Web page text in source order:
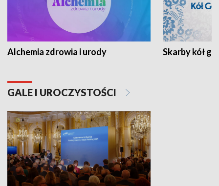
Alchemia zdrowia i urody Skarby kół
GALE I UROCZYSTOŚCI